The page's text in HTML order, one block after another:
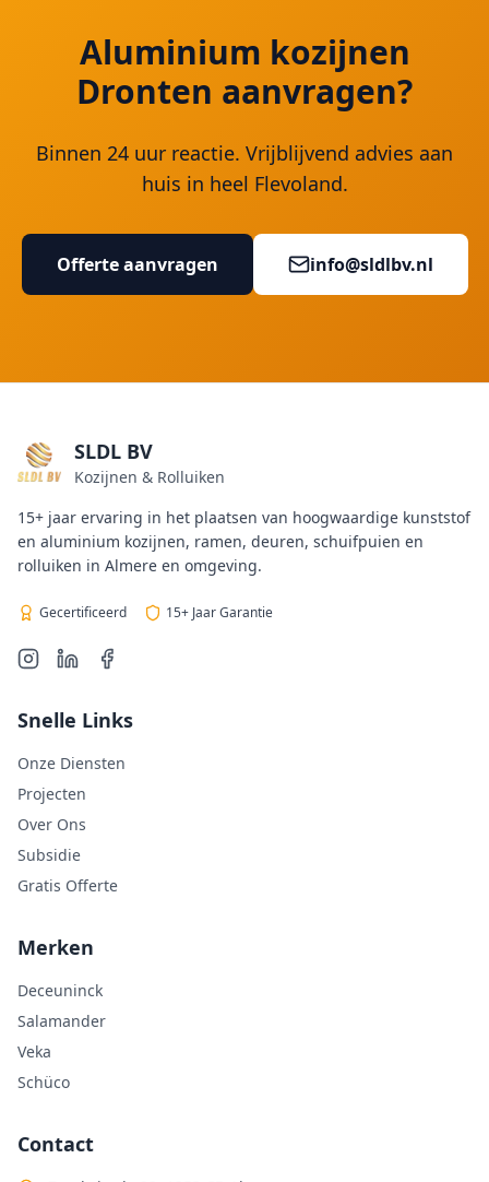
Aluminium kozijnen
Dronten aanvragen?
Binnen 24 uur reactie. Vrijblijvend advies aan
huis in heel Flevoland.
Offerte aanvragen info@sldlbv.nl
SLDL BV
Kozijnen & Rolluiken
15+ jaar ervaring in het plaatsen van hoogwaardige kunststof
en aluminium kozijnen, ramen, deuren, schuifpuien en
rolluiken in Almere en omgeving.
Gecertificeerd 15+ Jaar Garantie
Snelle Links
Onze Diensten
Projecten
Over Ons
Subsidie
Gratis Offerte
Merken
Deceuninck
Salamander
Veka
Schüco
Contact